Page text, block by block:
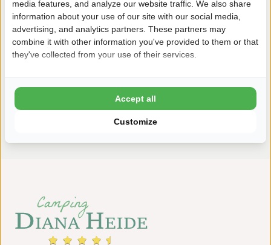
Pinksteren
14 - 17 mei 2027 | Vanaf 449,60
media features, and analyze our website traffic. We also share
information about your use of our site with our social media,
advertising, and analytics partners. These partners may
combine it with other information you've provided to them or that
they've collected from your use of their services.
Customize
Accept all